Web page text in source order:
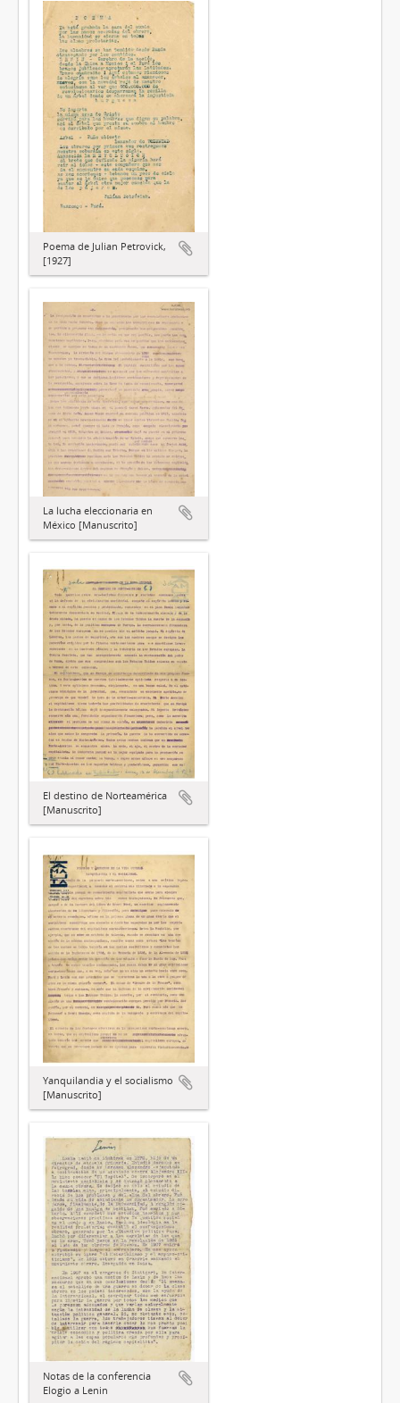
Poema de Julian Petrovick,
[1927]
La lucha eleccionaria en
México [Manuscrito]
El destino de Norteamérica
[Manuscrito]
Yanquilandia y el socialismo
[Manuscrito]
Notas de la conferencia
Elogio a Lenin